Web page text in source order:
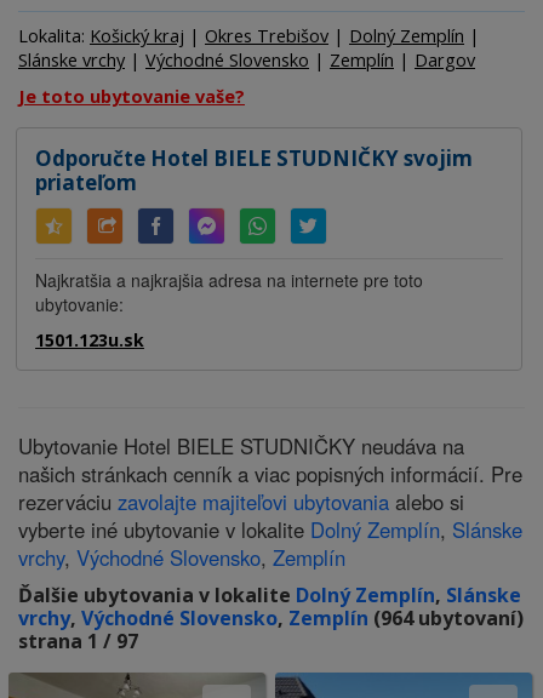
Lokalita: Košický kraj | Okres Trebišov | Dolný Zemplín |
Slánske vrchy | Východné Slovensko | Zemplín | Dargov
Je toto ubytovanie vaše?
Odporučte Hotel BIELE STUDNIČKY svojim
priateľom
Najkratšia a najkrajšia adresa na internete pre toto
ubytovanie:
1501.123u.sk
Ubytovanie Hotel BIELE STUDNIČKY neudáva na
našich stránkach cenník a viac popisných informácií. Pre
rezerváciu zavolajte majiteľovi ubytovania alebo si
vyberte iné ubytovanie v lokalite Dolný Zemplín, Slánske
vrchy, Východné Slovensko, Zemplín
Ďalšie ubytovania v lokalite Dolný Zemplín, Slánske
vrchy, Východné Slovensko, Zemplín (964 ubytovaní)
strana 1 / 97